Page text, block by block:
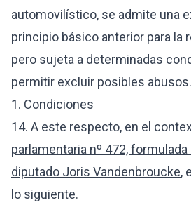
automovilístico, se admite una
principio básico anterior para la
pero sujeta a determinadas
permitir excluir posibles abusos.
1. Condiciones
14. A este respecto, en el
parlamentaria nº 472, formulada
diputado Joris Vandenbroucke,
lo siguiente.